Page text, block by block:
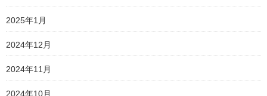
2025年1月
2024年12月
2024年11月
2024年10月